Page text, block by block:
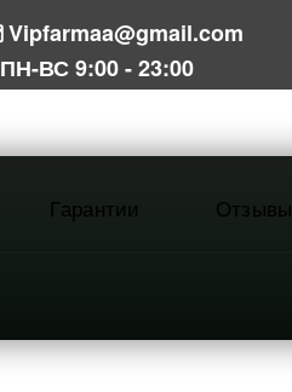
Vipfarmaa@gmail.com
ПН-ВС 9:00 - 23:00
Гарантии Отзывы